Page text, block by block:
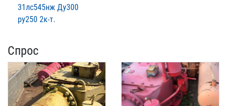
31лс545нж Ду300
ру250 2к-т.
Спрос